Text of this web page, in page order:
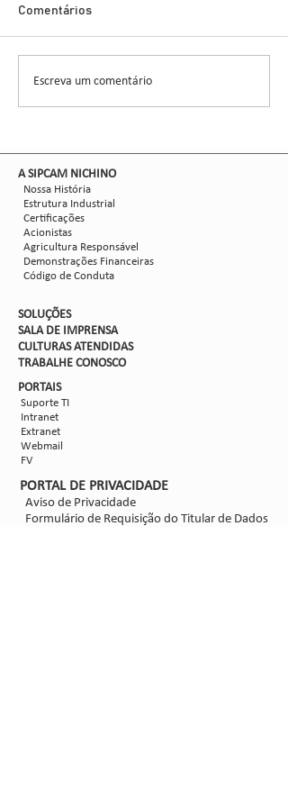
Nova safra de milho:
como mitigar as perdas
Comentários
Escreva um comentário
​A SIPCAM NICHINO
Nossa História
Estrutura Industrial
Certificações
Acionistas
Agricultura Responsável
Demonstrações Financeiras
Código de Conduta
SOLUÇÕES
SALA DE IMPRENSA
CULTURAS ATENDIDAS
TRABALHE CONOSCO
PORTAIS
Suporte TI
Intranet
Extranet
Webmail
FV
PORTAL DE PRIVACIDADE
Aviso de Privacidade
Formulário de Requisição do Titular de Dados